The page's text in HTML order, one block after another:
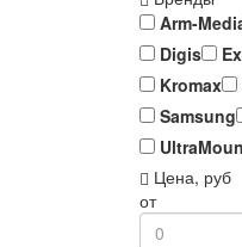
Arm-
Digis
Kromax
Samsung
Цена, руб
от